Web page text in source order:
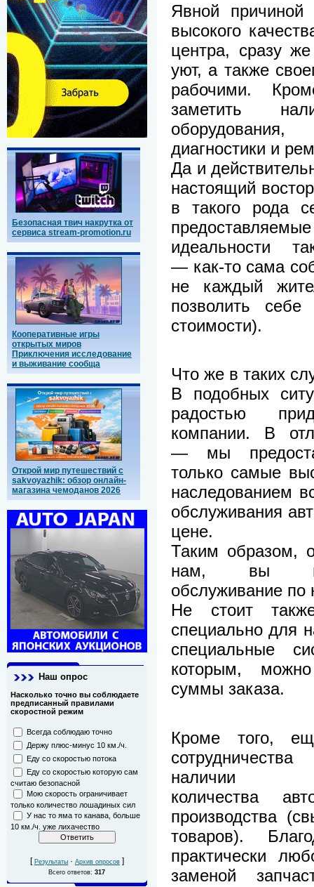
Безопасная твич накрутка от
сервиса stream-promotion.ru
Кооперативные игры
открытых миров
Приключения исследование
и выживание сообща
Открой мир путешествий с
sakvoyazhik: обзор онлайн-
магазина чемоданов 2026
Наш опрос
Насколько точно вы соблюдаете
предписанный правилами
скоростной режим
Всегда соблюдаю точно
Держу плюс-минус 10 км./ч.
Еду со скоростью потока
Еду со скоростью которую сам
считаю безопасной
Мою скорость ограничивает
только количество лошадиных сил
У нас то яма то канава, больше
10 км./ч. уже лихачество
[ Результаты · Архив опросов ]
Всего ответов:317
Явной причиной
высокого
центра, сразу
уют, а также
рабочими.
заметить
диагностики и
Да и
настоящий
в такого рода
идеальности
— как-то сама
не каждый
позволить
стоимости).
Что же в таких
В подобных
радостью
компании. В
— мы
только самые
наследованием
обслуживания
цене.
Таким образом,
нам, вы
обслуживание
Не стоит
специально для
специальные
которым,
суммы заказа.
Кроме того,
количества
производства
товаров).
практически
заменой